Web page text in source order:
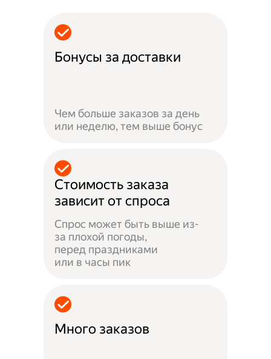
Бонусы за доставки
Чем больше заказов за день
или неделю, тем выше бонус
Стоимость заказа
зависит от спроса
Спрос может быть выше из-
за плохой погоды,
перед праздниками
или в часы пик
Много заказов